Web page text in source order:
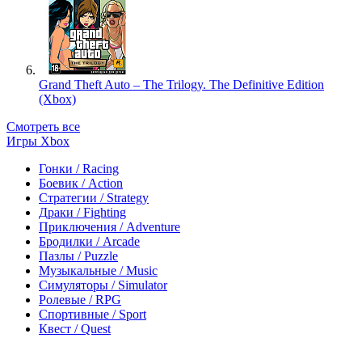
Grand Theft Auto – The Trilogy. The Definitive Edition
(Xbox)
Смотреть все
Игры Xbox
Гонки / Racing
Боевик / Action
Стратегии / Strategy
Драки / Fighting
Приключения / Adventure
Бродилки / Arcade
Пазлы / Puzzle
Музыкальные / Music
Симуляторы / Simulator
Ролевые / RPG
Спортивные / Sport
Квест / Quest